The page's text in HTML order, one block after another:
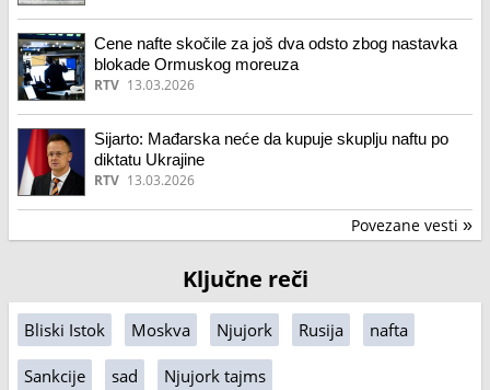
Cene nafte skočile za još dva odsto zbog nastavka
blokade Ormuskog moreuza
RTV 13.03.2026
Sijarto: Mađarska neće da kupuje skuplju naftu po
diktatu Ukrajine
RTV 13.03.2026
Povezane vesti »
Ključne reči
Bliski Istok Moskva Njujork Rusija nafta
Sankcije sad Njujork tajms